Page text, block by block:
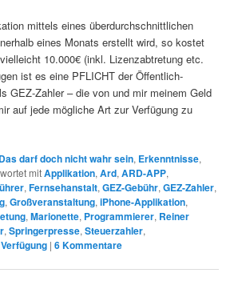
mittels eines überdurchschnittlichen
eines Monats erstellt wird, so kostet
10.000€ (inkl. Lizenzabtretung etc.
ist es eine PFLICHT der Öffentlich-
GEZ-Zahler – die von und mir meinem Geld
auf jede mögliche Art zur Verfügung zu
Das darf doch nicht wahr sein, Erkenntnisse,
mitApplikation,Ard,ARD-APP,
,Fernsehanstalt,GEZ-Gebühr,GEZ-Zahler,
,Großveranstaltung,iPhone-Applikation,
,Marionette, Programmierer, Reiner
,Springerpresse,Steuerzahler,
Verfügung |6Kommentare